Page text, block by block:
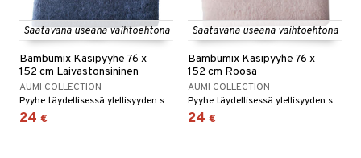
Saatavana useana vaihtoehtona
Bambumix Käsipyyhe 76 x
152 cm Laivastonsininen
AUMI COLLECTION
Pyyhe täydellisessä ylellisyyden sekoituksessa.
24 €
Saatavana useana vaihtoehtona
Bambumix Käsipyyhe 76 x
152 cm Roosa
AUMI COLLECTION
Pyyhe täydellisessä ylellisyyden sekoituksessa.
24 €